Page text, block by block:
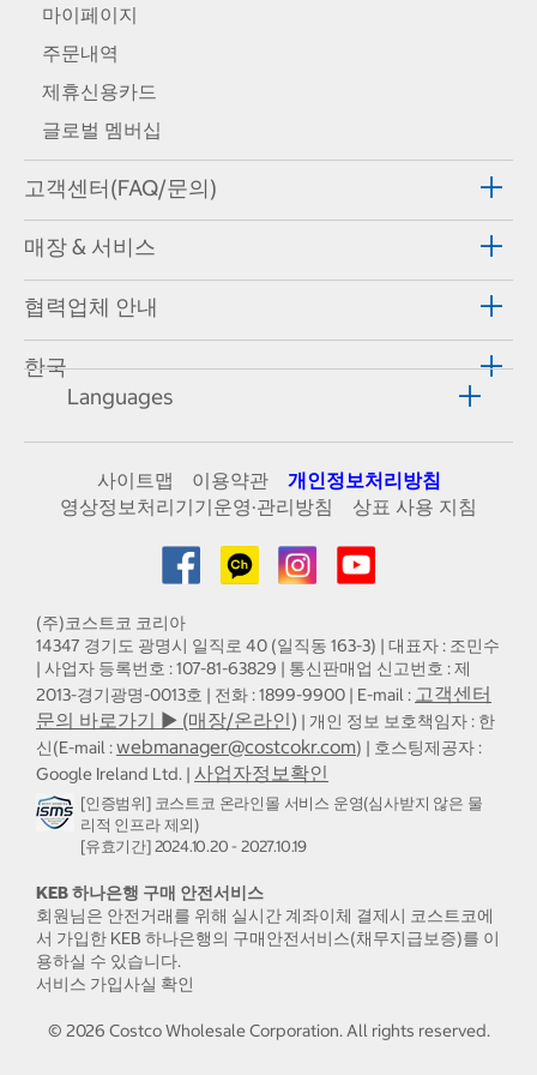
마이페이지
주문내역
제휴신용카드
글로벌 멤버십
고객센터(FAQ/문의)
매장 & 서비스
협력업체 안내
한국
Languages
사이트맵 이용약관
개인정보처리방침
영상정보처리기기운영·관리방침
상표 사용 지침
(주)코스트코 코리아
14347 경기도 광명시 일직로 40 (일직동 163-3) | 대표자 : 조민수
| 사업자 등록번호 : 107-81-63829 | 통신판매업 신고번호 : 제
2013-경기광명-0013호 | 전화 : 1899-9900 | E-mail : 고객센터
문의 바로가기 ▶ (매장/온라인) | 개인 정보 보호책임자 : 한
신(E-mail :webmanager@costcokr.com) | 호스팅제공자 :
Google Ireland Ltd. | 사업자정보확인
[인증범위] 코스트코 온라인몰 서비스 운영(심사받지 않은 물
리적 인프라 제외)
[유효기간] 2024.10.20 - 2027.10.19
KEB 하나은행 구매 안전서비스
회원님은 안전거래를 위해 실시간 계좌이체 결제시 코스트코에
서 가입한 KEB 하나은행의 구매안전서비스(채무지급보증)를 이
용하실 수 있습니다.
서비스 가입사실 확인
© 2026 Costco Wholesale Corporation. All rights reserved.